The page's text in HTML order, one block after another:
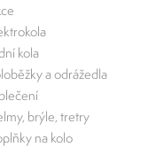
kola
a odrážedla
brýle, tretry
na kolo